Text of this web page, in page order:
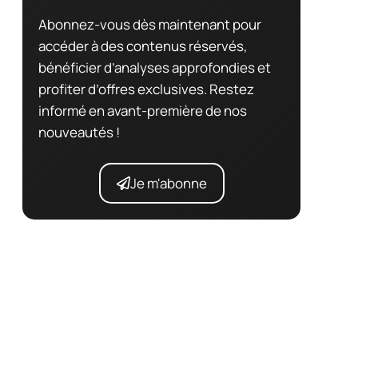
Abonnez-vous dès maintenant pour
accéder à des contenus réservés,
bénéficier d’analyses approfondies et
profiter d’offres exclusives. Restez
informé en avant-première de nos
nouveautés !
Je m'abonne